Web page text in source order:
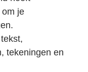
je
tekeningen en